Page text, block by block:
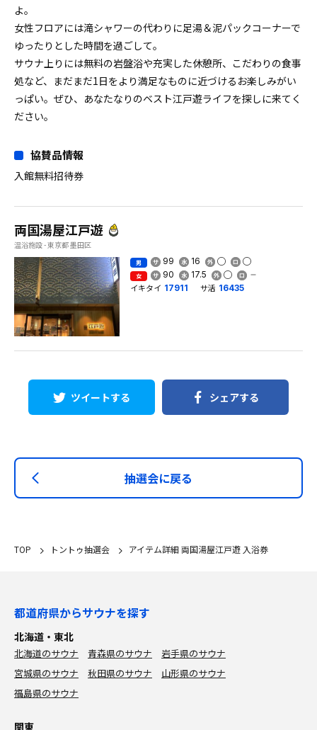
よ。
女性フロアには滝シャワーの代わりに足湯＆泥パックコーナーで
ゆったりとした時間を過ごして。
サウナ上りには無料の岩盤浴や充実した休憩所、こだわりの食事
処など、まだまだ1日をより満足なものに近づけるお楽しみがい
っぱい。ぜひ、あなたなりのベスト江戸遊ライフを探しに来てく
ださい。
協賛品情報
入館無料招待券
両国湯屋江戸遊
温浴施設 - 東京都 墨田区
男 99 16
女 90 17.5
イキタイ 17911 サ活 16435
ツイートする シェアする
抽選会に戻る
TOP トントゥ抽選会 アイテム詳細 両国湯屋江戸遊 入浴券
都道府県からサウナを探す
北海道・東北
北海道のサウナ 青森県のサウナ
岩手県のサウナ
宮城県のサウナ
秋田県のサウナ
山形県のサウナ
福島県のサウナ
関東